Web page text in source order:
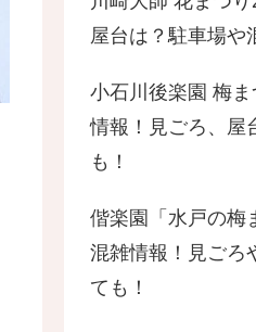
屋台は？駐車場や
小石川後楽園 梅
情報！見ごろ、屋
も！
偕楽園「水戸の梅
混雑情報！見ごろ
ても！